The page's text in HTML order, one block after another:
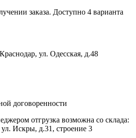
заказа. Доступно 4 варианта
ул. Одесская, д.48
договоренности
отгрузка возможна со склада:
Искры, д.31, строение 3